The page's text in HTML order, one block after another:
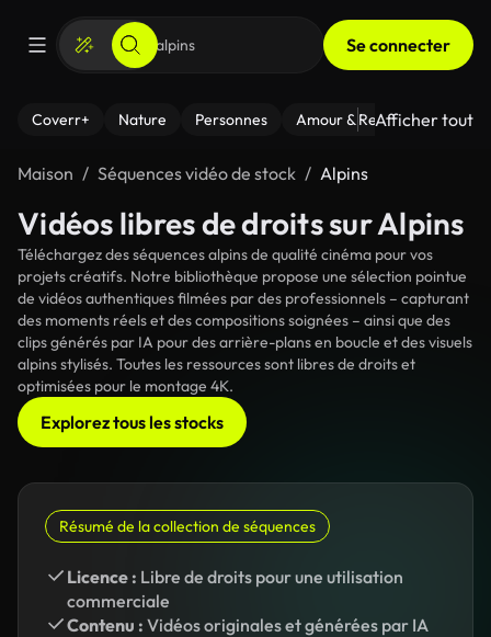
Se connecter
Coverr+ Nature Personnes Amour & Relations Le
Afficher tout
Maison Séquences vidéo de stock Alpins
Vidéos libres de droits sur Alpins
Téléchargez des séquences alpins de qualité cinéma pour vos
projets créatifs. Notre bibliothèque propose une sélection pointue
de vidéos authentiques filmées par des professionnels – capturant
des moments réels et des compositions soignées – ainsi que des
clips générés par IA pour des arrière-plans en boucle et des visuels
alpins stylisés. Toutes les ressources sont libres de droits et
optimisées pour le montage 4K.
Explorez tous les stocks
Résumé de la collection de séquences
Licence : Libre de droits pour une utilisation
commerciale
Contenu : Vidéos originales et générées par IA